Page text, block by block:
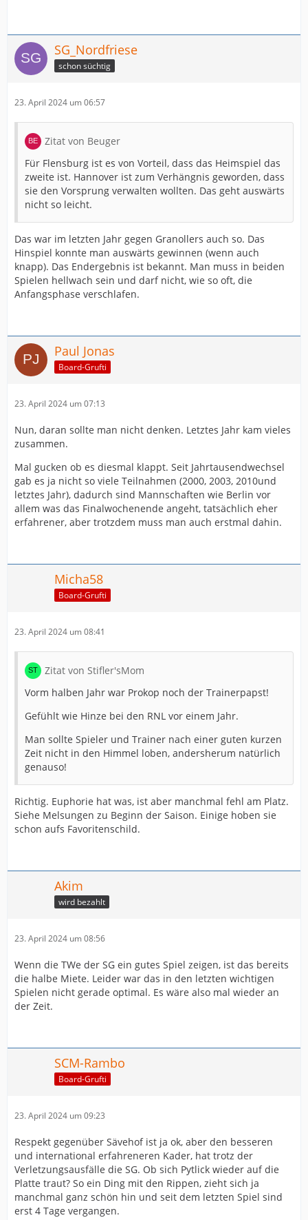
SG_Nordfriese
schon süchtig
23. April 2024 um 06:57
Zitat von Beuger
Für Flensburg ist es von Vorteil, dass das Heimspiel das
zweite ist. Hannover ist zum Verhängnis geworden, dass
sie den Vorsprung verwalten wollten. Das geht auswärts
nicht so leicht.
Das war im letzten Jahr gegen Granollers auch so. Das
Hinspiel konnte man auswärts gewinnen (wenn auch
knapp). Das Endergebnis ist bekannt. Man muss in beiden
Spielen hellwach sein und darf nicht, wie so oft, die
Anfangsphase verschlafen.
Paul Jonas
Board-Grufti
23. April 2024 um 07:13
Nun, daran sollte man nicht denken. Letztes Jahr kam vieles
zusammen.
Mal gucken ob es diesmal klappt. Seit Jahrtausendwechsel
gab es ja nicht so viele Teilnahmen (2000, 2003, 2010und
letztes Jahr), dadurch sind Mannschaften wie Berlin vor
allem was das Finalwochenende angeht, tatsächlich eher
erfahrener, aber trotzdem muss man auch erstmal dahin.
Micha58
Board-Grufti
23. April 2024 um 08:41
Zitat von Stifler'sMom
Vorm halben Jahr war Prokop noch der Trainerpapst!
Gefühlt wie Hinze bei den RNL vor einem Jahr.
Man sollte Spieler und Trainer nach einer guten kurzen
Zeit nicht in den Himmel loben, andersherum natürlich
genauso!
Richtig. Euphorie hat was, ist aber manchmal fehl am Platz.
Siehe Melsungen zu Beginn der Saison. Einige hoben sie
schon aufs Favoritenschild.
Akim
wird bezahlt
23. April 2024 um 08:56
Wenn die TWe der SG ein gutes Spiel zeigen, ist das bereits
die halbe Miete. Leider war das in den letzten wichtigen
Spielen nicht gerade optimal. Es wäre also mal wieder an
der Zeit.
SCM-Rambo
Board-Grufti
23. April 2024 um 09:23
Respekt gegenüber Sävehof ist ja ok, aber den besseren
und international erfahreneren Kader, hat trotz der
Verletzungsausfälle die SG. Ob sich Pytlick wieder auf die
Platte traut? So ein Ding mit den Rippen, zieht sich ja
manchmal ganz schön hin und seit dem letzten Spiel sind
erst 4 Tage vergangen.